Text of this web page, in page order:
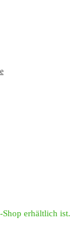
erhältlich ist.